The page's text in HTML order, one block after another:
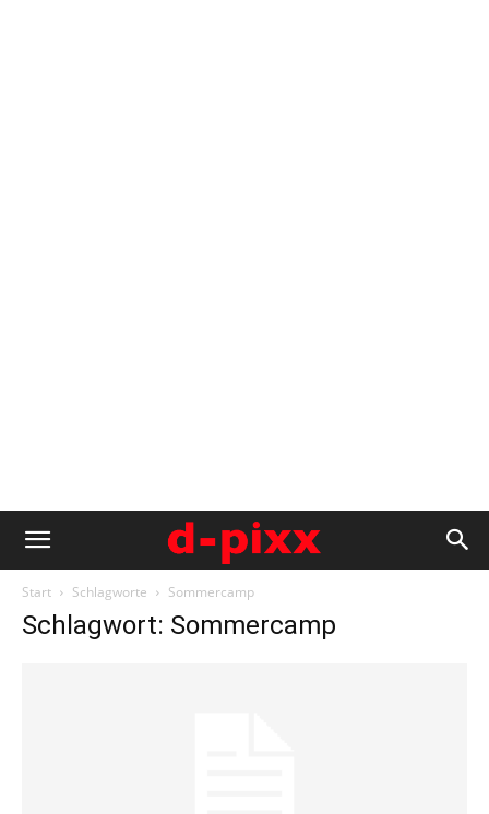
Start Schlagworte Sommercamp
Schlagwort: Sommercamp